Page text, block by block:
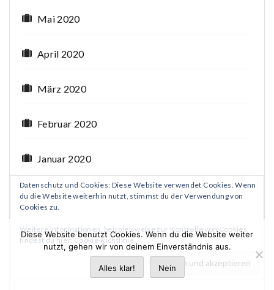
Mai 2020
April 2020
März 2020
Februar 2020
Januar 2020
Dezember 2019
November 2019
Oktober 2019
Datenschutz und Cookies: Diese Website verwendet Cookies. Wenn
du die Website weiterhin nutzt, stimmst du der Verwendung von
Cookies zu.
Weitere Informationen, beispielsweise zur Kontrolle von Cookies,
findest du hier:Cookie-Richtlinie
Diese Website benutzt Cookies. Wenn du die Website weiter
nutzt, gehen wir von deinem Einverständnis aus.
Alles klar! Nein